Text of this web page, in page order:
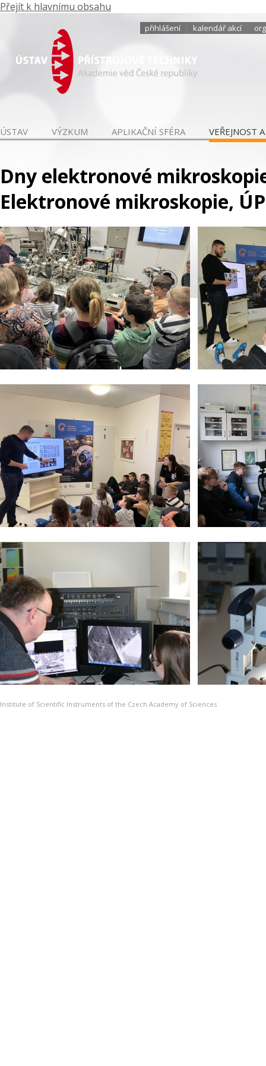
Přejít k hlavnímu obsahu
přihlášení kalendář akcí
ÚSTAV VÝZKUM APLIKAČNÍ SFÉRA VEŘEJNOST
Dny elektronové
Elektronové mikroskopie,
Institute of Scientific Instruments of the Czech Academy of Sciences